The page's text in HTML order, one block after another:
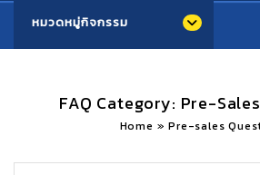
หมวดหมู่กิจกรรม
FAQ Category: Pre-
Home »Pre-sales